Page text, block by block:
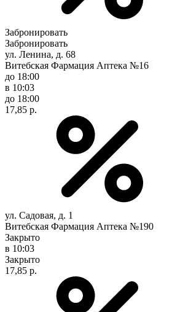
Забронировать
Забронировать
ул. Ленина, д. 68
Витебская Фармация Аптека №16
до 18:00
в 10:03
до 18:00
17,85 р.
ул. Садовая, д. 1
Витебская Фармация Аптека №190
Закрыто
в 10:03
Закрыто
17,85 р.